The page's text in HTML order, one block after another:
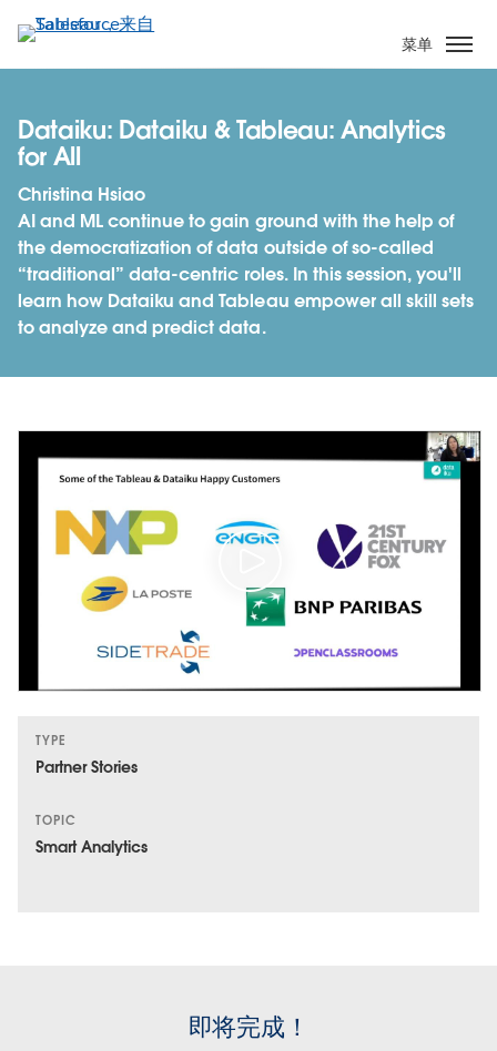
转
到
菜单
Dataiku: Dataiku & Tableau: Analytics
for All
Christina Hsiao
AI and ML continue to gain ground with the help of
the democratization of data outside of so-called
“traditional” data-centric roles. In this session, you'll
learn how Dataiku and Tableau empower all skill sets
to analyze and predict data.
TYPE
Partner Stories
TOPIC
Smart Analytics
即将完成！